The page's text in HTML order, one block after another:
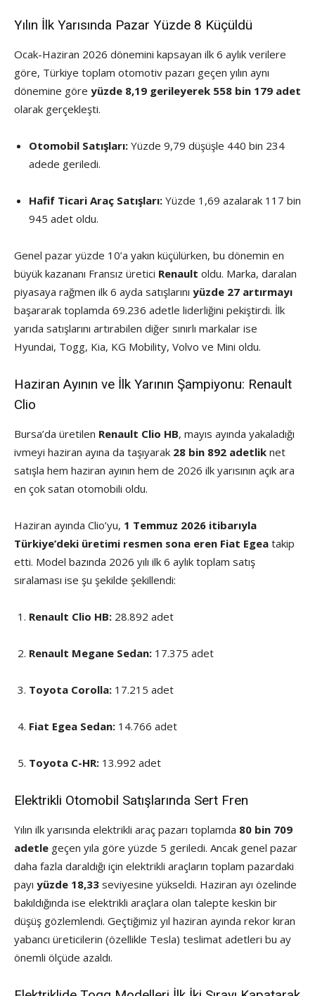
Yılın İlk Yarısında Pazar Yüzde 8 Küçüldü
Ocak-Haziran 2026 dönemini kapsayan ilk 6 aylık verilere
göre, Türkiye toplam otomotiv pazarı geçen yılın aynı
dönemine göre yüzde 8,19 gerileyerek 558 bin 179 adet
olarak gerçekleşti.
Otomobil Satışları: Yüzde 9,79 düşüşle 440 bin 234
adede geriledi.
Hafif Ticari Araç Satışları: Yüzde 1,69 azalarak 117 bin
945 adet oldu.
Genel pazar yüzde 10’a yakın küçülürken, bu dönemin en
büyük kazananı Fransız üretici Renault oldu. Marka, daralan
piyasaya rağmen ilk 6 ayda satışlarını yüzde 27 artırmayı
başararak toplamda 69.236 adetle liderliğini pekiştirdi. İlk
yarıda satışlarını artırabilen diğer sınırlı markalar ise
Hyundai, Togg, Kia, KG Mobility, Volvo ve Mini oldu.
Haziran Ayının ve İlk Yarının Şampiyonu: Renault
Clio
Bursa’da üretilen Renault Clio HB, mayıs ayında yakaladığı
ivmeyi haziran ayına da taşıyarak 28 bin 892 adetlik net
satışla hem haziran ayının hem de 2026 ilk yarısının açık ara
en çok satan otomobili oldu.
Haziran ayında Clio’yu, 1 Temmuz 2026 itibarıyla
Türkiye’deki üretimi resmen sona eren Fiat Egea takip
etti. Model bazında 2026 yılı ilk 6 aylık toplam satış
sıralaması ise şu şekilde şekillendi:
Renault Clio HB: 28.892 adet
Renault Megane Sedan: 17.375 adet
Toyota Corolla: 17.215 adet
Fiat Egea Sedan: 14.766 adet
Toyota C-HR: 13.992 adet
Elektrikli Otomobil Satışlarında Sert Fren
Yılın ilk yarısında elektrikli araç pazarı toplamda 80 bin 709
adetle geçen yıla göre yüzde 5 geriledi. Ancak genel pazar
daha fazla daraldığı için elektrikli araçların toplam pazardaki
payı yüzde 18,33 seviyesine yükseldi. Haziran ayı özelinde
bakıldığında ise elektrikli araçlara olan talepte keskin bir
düşüş gözlemlendi. Geçtiğimiz yıl haziran ayında rekor kıran
yabancı üreticilerin (özellikle Tesla) teslimat adetleri bu ay
önemli ölçüde azaldı.